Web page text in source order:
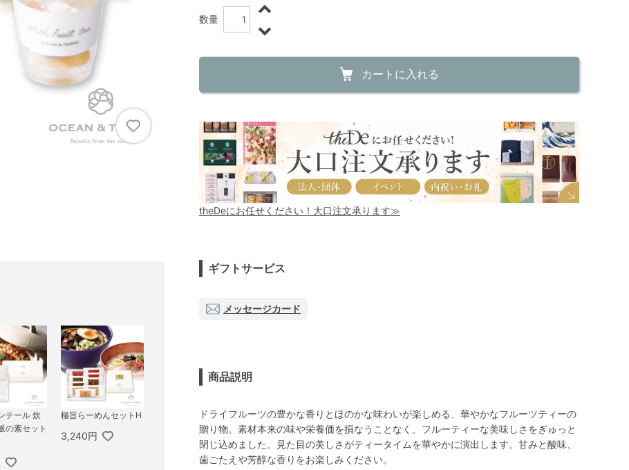
テール 炊
の素セット
極旨らーめんセットH
3,240円
数量
カートに入れる
theDeにお任せください！大口注文承ります≫
ギフトサービス
メッセージカード
商品説明
ドライフルーツの豊かな香りとほのかな味わいが楽しめる、華やかなフルーツティーの
贈り物。素材本来の味や栄養価を損なうことなく、フルーティーな美味しさをぎゅっと
閉じ込めました。見た目の美しさがティータイムを華やかに演出します。甘みと酸味、
歯ごたえや芳醇な香りをお楽しみください。